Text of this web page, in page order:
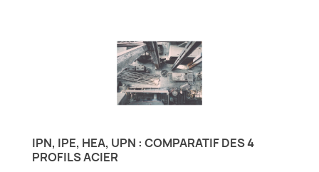
IPN, IPE, HEA, UPN : COMPARATIF DES 4
PROFILS ACIER